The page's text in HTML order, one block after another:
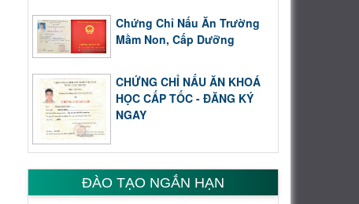
Chứng Chỉ Nấu Ăn Trường
Mầm Non, Cấp Dưỡng
CHỨNG CHỈ NẤU ĂN KHOÁ
HỌC CẤP TỐC - ĐĂNG KÝ
NGAY
ĐÀO TẠO NGẮN HẠN